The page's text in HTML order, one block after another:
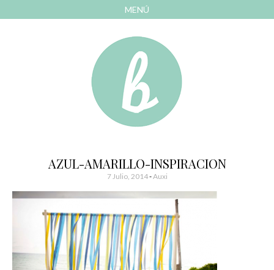
MENÚ
Bonitismos
AZUL-AMARILLO-INSPIRACION
7 Julio, 2014-Auxi